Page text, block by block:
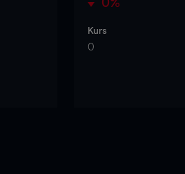
0%
Kurs
0